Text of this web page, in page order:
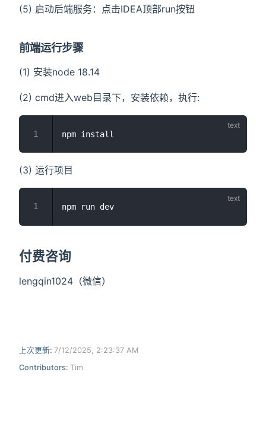
(5) 启动后端服务：点击IDEA顶部run按钮
前端运行步骤
(1) 安装node 18.14
(2) cmd进入web目录下，安装依赖，执行:
(3) 运行项目
付费咨询
lengqin1024（微信）
上次更新: 7/12/2025, 2:23:37 AM
Contributors: Tim